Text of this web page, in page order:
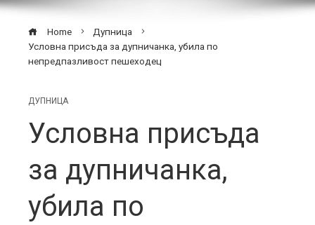
Home
Дупница
Условна присъда за дупничанка, убила по
непредпазливост пешеходец
ДУПНИЦА
Условна присъда
за дупничанка,
убила по